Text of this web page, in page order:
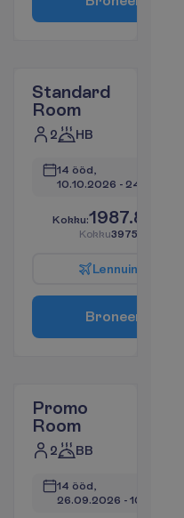
Standard
Room
2 HB
14 ööd,
10.10.2026 - 24.10.2026
Kokku:1987.87
Kokku3975.75
Lennuin
Broneer
Promo
Room
2 BB
14 ööd,
26.09.2026 - 10.10.2026